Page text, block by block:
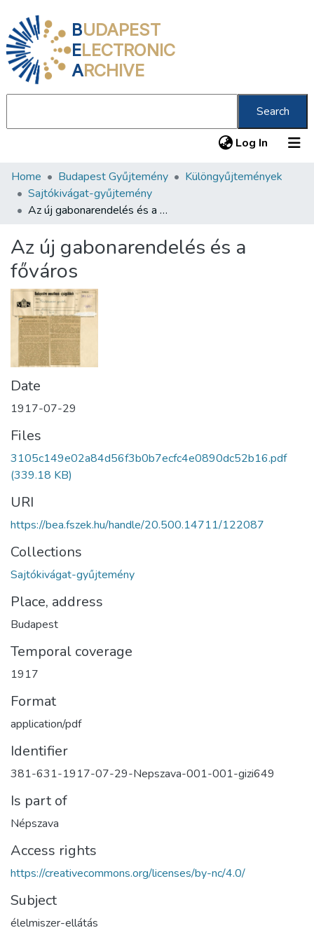
BUDAPEST
ELECTRONIC
ARCHIVE
Search
Log In (current)
Communities & Collections
All of DSpace
About us
Home Budapest Gyűjtemény
Különgyűjtemények
Sajtókivágat-gyűjtemény
Az új gabonarendelés és a főváros
Az új gabonarendelés és a
főváros
Date
1917-07-29
Files
3105c149e02a84d56f3b0b7ecfc4e0890dc52b16.pdf
(339.18 KB)
URI
https://bea.fszek.hu/handle/20.500.14711/122087
Collections
Sajtókivágat-gyűjtemény
Place, address
Budapest
Temporal coverage
1917
Format
application/pdf
Identifier
381-631-1917-07-29-Nepszava-001-001-gizi649
Is part of
Népszava
Access rights
https://creativecommons.org/licenses/by-nc/4.0/
Subject
élelmiszer-ellátás